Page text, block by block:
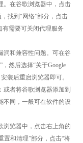
。在谷歌浏览器中，点击
找到“网络”部分，点击
有需要可关闭代理服务
洞和兼容性问题。可在谷
然后选择“关于Google
装后重启浏览器即可。
或者将谷歌浏览器添加到
不同，一般可在软件的设
浏览器中，点击右上角的
置和清理”部分，点击“将